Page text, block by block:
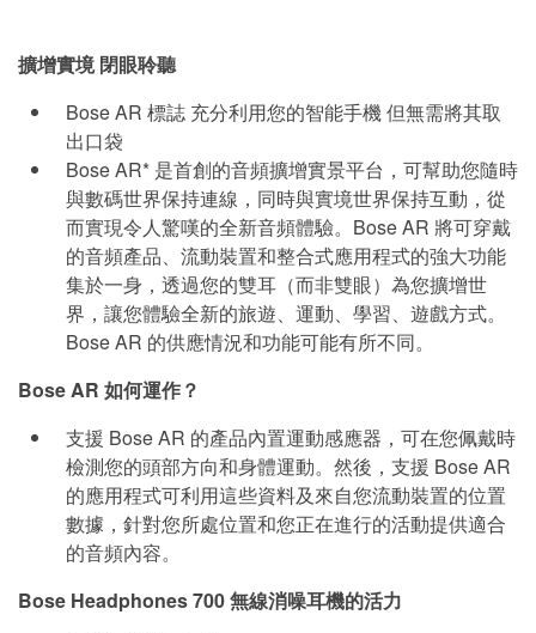
擴增實境 閉眼聆聽
Bose AR 標誌 充分利用您的智能手機 但無需將其取
出口袋
Bose AR* 是首創的音頻擴增實景平台，可幫助您隨時
與數碼世界保持連線，同時與實境世界保持互動，從
而實現令人驚嘆的全新音頻體驗。Bose AR 將可穿戴
的音頻產品、流動裝置和整合式應用程式的強大功能
集於一身，透過您的雙耳（而非雙眼）為您擴增世
界，讓您體驗全新的旅遊、運動、學習、遊戲方式。
Bose AR 的供應情況和功能可能有所不同。
Bose AR 如何運作？
支援 Bose AR 的產品內置運動感應器，可在您佩戴時
檢測您的頭部方向和身體運動。然後，支援 Bose AR
的應用程式可利用這些資料及來自您流動裝置的位置
數據，針對您所處位置和您正在進行的活動提供適合
的音頻內容。
Bose Headphones 700 無線消噪耳機的活力